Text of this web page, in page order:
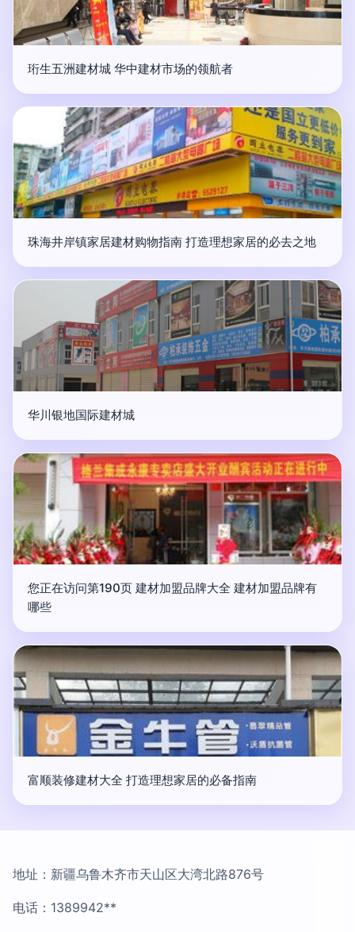
珩生五洲建材城 华中建材市场的领航者
珠海井岸镇家居建材购物指南 打造理想家居的必去之地
华川银地国际建材城
您正在访问第190页 建材加盟品牌大全 建材加盟品牌有
哪些
富顺装修建材大全 打造理想家居的必备指南
地址：新疆乌鲁木齐市天山区大湾北路876号
电话：1389942**